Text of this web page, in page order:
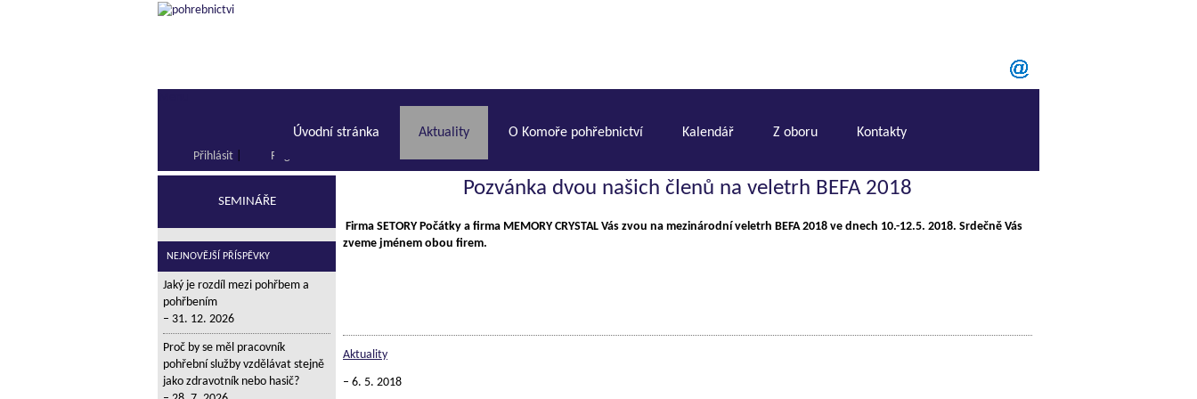
Úvodní stránka Aktuality O Komoře pohřebnictví Kalendář Z oboru Kontakty
Přihlásit Registrace
Pozvánka dvou našich členů na veletrh BEFA 2018
Firma SETORY Počátky a firma MEMORY CRYSTAL Vás zvou na mezinárodní veletrh BEFA 2018 ve dnech 10.-12.5. 2018. Srdečně Vás
zveme jménem obou firem.
Aktuality
6. 5. 2018
SEMINÁŘE
NEJNOVĚJŠÍ PŘÍSPĚVKY
Jaký je rozdíl mezi pohřbem a
pohřbením
31. 12. 2026
Proč by se měl pracovník
pohřební služby vzdělávat stejně
jako zdravotník nebo hasič?